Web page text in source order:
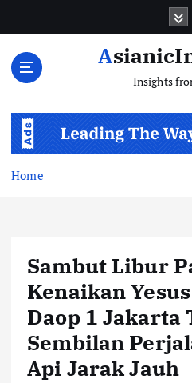
Insights
Home
Sambut Libur
Kenaikan
Daop 1 Jakarta
Sembilan
Api Jarak Jauh